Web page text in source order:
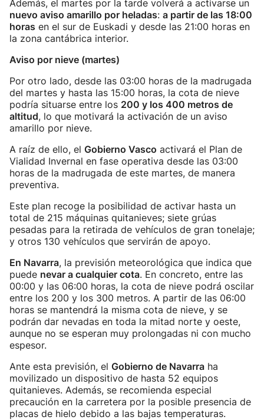
Además, el martes por la tarde volverá a activarse un
nuevo aviso amarillo por heladas: a partir de las 18:00
horas en el sur de Euskadi y desde las 21:00 horas en
la zona cantábrica interior.
Aviso por nieve (martes)
Por otro lado, desde las 03:00 horas de la madrugada
del martes y hasta las 15:00 horas, la cota de nieve
podría situarse entre los 200 y los 400 metros de
altitud, lo que motivará la activación de un aviso
amarillo por nieve.
A raíz de ello, el Gobierno Vasco activará el Plan de
Vialidad Invernal en fase operativa desde las 03:00
horas de la madrugada de este martes, de manera
preventiva.
Este plan recoge la posibilidad de activar hasta un
total de 215 máquinas quitanieves; siete grúas
pesadas para la retirada de vehículos de gran tonelaje;
y otros 130 vehículos que servirán de apoyo.
En Navarra, la previsión meteorológica que indica que
puede nevar a cualquier cota. En concreto, entre las
00:00 y las 06:00 horas, la cota de nieve podrá oscilar
entre los 200 y los 300 metros. A partir de las 06:00
horas se mantendrá la misma cota de nieve, y se
podrán dar nevadas en toda la mitad norte y oeste,
aunque no se esperan muy prolongadas ni con mucho
espesor.
Ante esta previsión, el Gobierno de Navarra ha
movilizado un dispositivo de hasta 52 equipos
quitanieves. Además, se recomienda especial
precaución en la carretera por la posible presencia de
placas de hielo debido a las bajas temperaturas.